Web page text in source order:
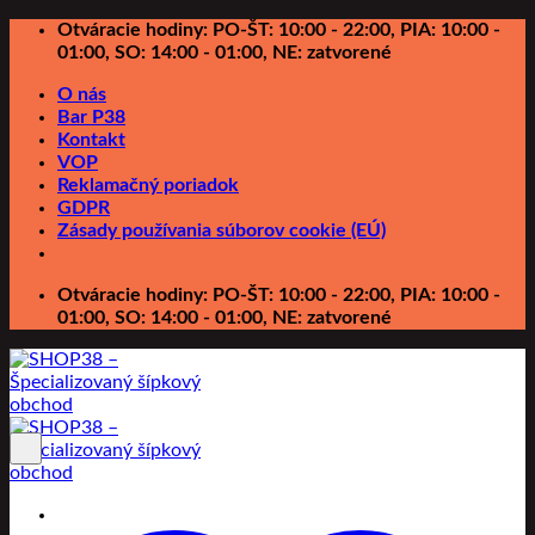
PreskočiťOtváracie hodiny: PO-ŠT: 10:00 - 22:00, PIA: 10:00 -
01:00, SO: 14:00 - 01:00, NE: zatvorené
O nás
Bar P38
Kontakt
VOP
Reklamačný poriadok
GDPR
Zásady používania súborov cookie (EÚ)
Otváracie hodiny: PO-ŠT: 10:00 - 22:00, PIA: 10:00 -
01:00, SO: 14:00 - 01:00, NE: zatvorené